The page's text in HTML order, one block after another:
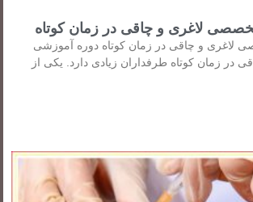
لاغری و چاقی در زمان کوتاه
لاغری و چاقی در زمان کوتاه دوره آموزشی
در زمان کوتاه طرفداران زیادی دارد. یکی از